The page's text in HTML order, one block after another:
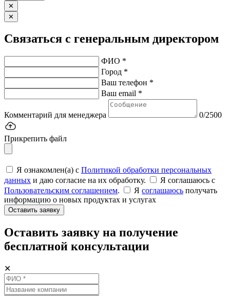
✕
✕
Связаться с генеральным директором
ФИО *
Город *
Ваш телефон *
Ваш email *
Комментарий для менеджера 0/2500
Прикрепить файл
Я ознакомлен(а) с Политикой обработки персональных
данных и даю согласие на их обработку.
Я соглашаюсь c
Пользовательским соглашением. Я соглашаюсь получать
информацию о новых продуктах и услугах
Оставить заявку
Оставить заявку на получение
бесплатной консультации
✕